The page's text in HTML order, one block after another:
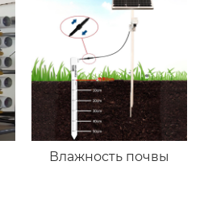
Влажность почвы